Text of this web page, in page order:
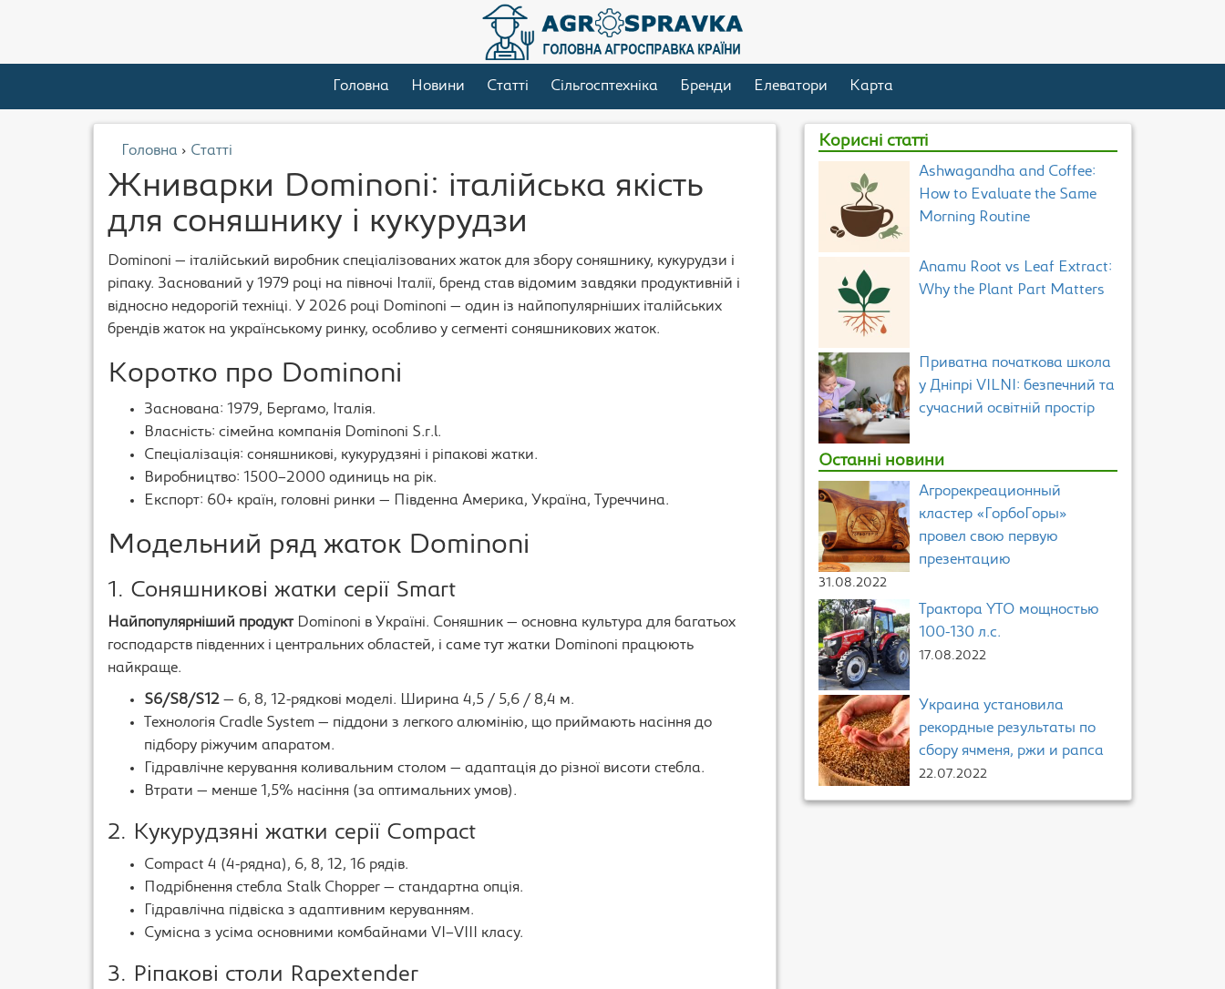
Головна Новини Статті Сільгосптехніка Бренди Елеватори Карта
Головна › Статті
Жниварки Dominoni: італійська якість
для соняшнику і кукурудзи
Dominoni — італійський виробник спеціалізованих жаток для збору соняшнику, кукурудзи і
ріпаку. Заснований у 1979 році на півночі Італії, бренд став відомим завдяки продуктивній і
відносно недорогій техніці. У 2026 році Dominoni — один із найпопулярніших італійських
брендів жаток на українському ринку, особливо у сегменті соняшникових жаток.
Коротко про Dominoni
Заснована: 1979, Бергамо, Італія.
Власність: сімейна компанія Dominoni S.r.l.
Спеціалізація: соняшникові, кукурудзяні і ріпакові жатки.
Виробництво: 1500–2000 одиниць на рік.
Експорт: 60+ країн, головні ринки — Південна Америка, Україна, Туреччина.
Модельний ряд жаток Dominoni
1. Соняшникові жатки серії Smart
Найпопулярніший продуктDominoni в Україні. Соняшник — основна культура для багатьох
господарств південних і центральних областей, і саме тут жатки Dominoni працюють
найкраще.
S6/S8/S12 — 6, 8, 12-рядкові моделі. Ширина 4,5 / 5,6 / 8,4 м.
Технологія Cradle System — піддони з легкого алюмінію, що приймають насіння до
підбору ріжучим апаратом.
Гідравлічне керування коливальним столом — адаптація до різної висоти стебла.
Втрати — менше 1,5% насіння (за оптимальних умов).
2. Кукурудзяні жатки серії Compact
Compact 4 (4-рядна), 6, 8, 12, 16 рядів.
Подрібнення стебла Stalk Chopper — стандартна опція.
Гідравлічна підвіска з адаптивним керуванням.
Сумісна з усіма основними комбайнами VI–VIII класу.
3. Ріпакові столи Rapextender
Корисні статті
Ashwagandha and Coffee:
How to Evaluate the Same
Morning Routine
Anamu Root vs Leaf Extract:
Why the Plant Part Matters
Приватна початкова школа
у Дніпрі VILNI: безпечний та
сучасний освітній простір
Останні новини
Агрорекреационный
кластер «ГорбоГоры»
провел свою первую
презентацию
31.08.2022
Трактора YTO мощностью
100-130 л.с.
17.08.2022
Украина установила
рекордные результаты по
сбору ячменя, ржи и рапса
22.07.2022